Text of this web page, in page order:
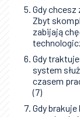
Gdy
Zbyt
zabijają
Gdy
system
czasem
(7)
Gdy